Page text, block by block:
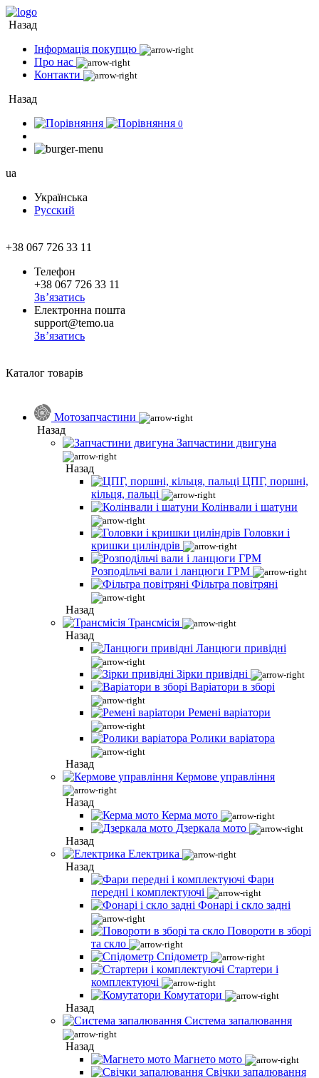
Назад
Інформація покупцю
Про нас
Контакти
Назад
0
ua
Українська
Русский
+38 067 726 33 11
Телефон
+38 067 726 33 11
Зв’язатись
Електронна пошта
support@temo.ua
Зв’язатись
Каталог товарів
Мотозапчастини
Назад
Запчастини двигуна
Назад
ЦПГ, поршні,
кільця, пальці
Колінвали і шатуни
Головки і
кришки циліндрів
Розподільчі вали і ланцюги ГРМ
Фільтра повітряні
Назад
Трансмісія
Назад
Ланцюги привідні
Зірки привідні
Варіатори в зборі
Ремені варіатори
Ролики варіатора
Назад
Кермове управління
Назад
Керма мото
Дзеркала мото
Назад
Електрика
Назад
Фари
передні і комплектуючі
Фонарі і скло задні
Повороти в зборі
та скло
Спідометр
Стартери і
комплектуючі
Комутатори
Назад
Система запалювання
Назад
Магнето мото
Свічки запалювання